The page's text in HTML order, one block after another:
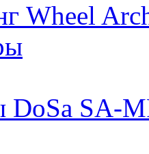
Wheel
DoSа SA-